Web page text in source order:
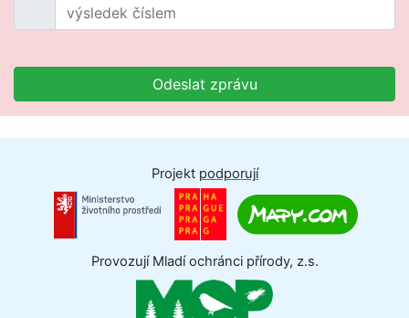
Odeslat zprávu
Projekt podporují
Provozují Mladí ochránci přírody, z.s.